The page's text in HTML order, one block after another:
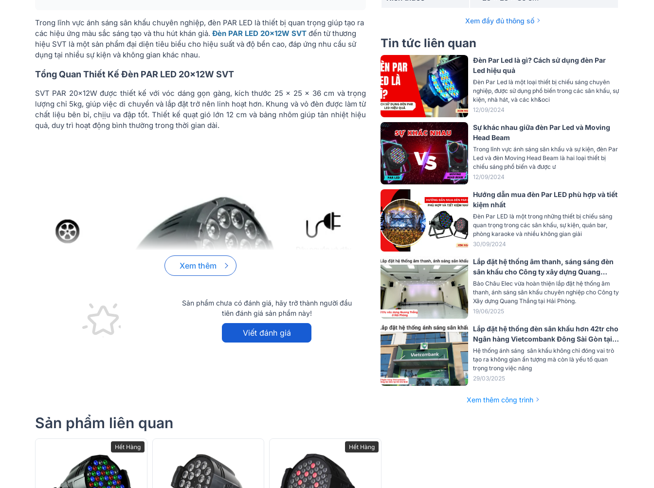
Trong lĩnh vực ánh sáng sân khấu chuyên nghiệp, đèn PAR LED là thiết bị quan trọng giúp tạo ra
các hiệu ứng màu sắc sáng tạo và thu hút khán giả. Đèn PAR LED 20x12W SVT đến từ thương
hiệu SVT là một sản phẩm đại diện tiêu biểu cho hiệu suất và độ bền cao, đáp ứng nhu cầu sử
dụng tại nhiều sự kiện và không gian khác nhau.
Tổng Quan Thiết Kế Đèn PAR LED 20x12W SVT
SVT PAR 20x12W được thiết kế với vóc dáng gọn gàng, kích thước 25 x 25 x 36 cm và trọng
lượng chỉ 5kg, giúp việc di chuyển và lắp đặt trở nên linh hoạt hơn. Khung và vỏ đèn được làm từ
chất liệu bên bỉ, chịịu va đập tốt. Thiết kế quạt gió lớn 12 cm và bảng nhôm giúp tản nhiệt hiệu
quả, duy trì hoạt động bình thường trong thời gian dài.
Đánh Giá Chất Lượng Đèn PAR LED 20x12W SVT
Xem thêm
Sản phẩm chưa có đánh giá, hãy trở thành người đầu
tiên đánh giá sản phẩm này!
Viết đánh giá
5kg
Nhập khẩu & Phân
phối
Xem đầy đủ thông số
Tin tức liên quan
Đèn Par Led là gì? Cách sử dụng đèn Par
Led hiệu quả
Đèn Par Led là một loại thiết bị chiếu sáng chuyên
nghiệp, được sử dụng phổ biến trong các sân khấu, sự
kiện, nhà hát, và các kh&oci
12/09/2024
Sự khác nhau giữa đèn Par Led và Moving
Head Beam
Trong lĩnh vực ánh sáng sân khấu và sự kiện, đèn Par
Led và đèn Moving Head Beam là hai loại thiết bị
chiếu sáng phổ biến và được ư
12/09/2024
Hướng dẫn mua đèn Par LED phù hợp và tiết
kiệm nhất
Đèn Par LED là một trong những thiết bị chiếu sáng
quan trọng trong các sân khấu, sự kiện, quán bar,
phòng karaoke và nhiều không gian giải
30/09/2024
Lắp đặt hệ thống âm thanh, sáng sáng đèn
sân khấu cho Công ty xây dựng Quang
Thắng ở Hải Phòng (Alto AT2000 II, BIK CA-
J604, SVT PAR 20x12W,...)
Bảo Châu Elec vừa hoàn thiện lắp đặt hệ thống âm
thanh, ánh sáng sân khấu chuyên nghiệp cho Công ty
Xây dựng Quang Thắng tại Hải Phòng.
19/06/2025
Lắp đặt hệ thống đèn sân khấu hơn 42tr cho
Ngân hàng Vietcombank Đông Sài Gòn tại
TP HCM (SVT Par 20x12W, ZDGL ZD-
YT295, Kingkong 240 DMX)
Hệ thống ánh sáng sân khấu không chỉ đóng vai trò
tạo ra không gian ấn tượng mà còn là yếu tố quan
trọng trong việc nâng
29/03/2025
Xem thêm công trình
Sản phẩm liên quan
Hết Hàng Hết Hàng